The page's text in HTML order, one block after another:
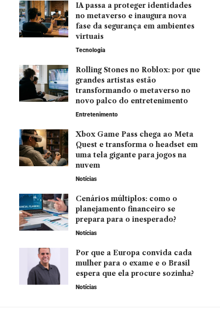
IA passa a proteger identidades
no metaverso e inaugura nova
fase da segurança em ambientes
virtuais
Tecnologia
Rolling Stones no Roblox: por que
grandes artistas estão
transformando o metaverso no
novo palco do entretenimento
Entretenimento
Xbox Game Pass chega ao Meta
Quest e transforma o headset em
uma tela gigante para jogos na
nuvem
Notícias
Cenários múltiplos: como o
planejamento financeiro se
prepara para o inesperado?
Notícias
Por que a Europa convida cada
mulher para o exame e o Brasil
espera que ela procure sozinha?
Notícias